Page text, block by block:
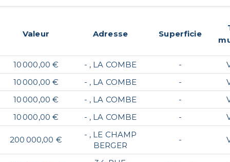
Valeur Adresse Superficie
10 000,00 € - , LA COMBE -
10 000,00 €
- , LA COMBE -
10 000,00 €
- , LA COMBE -
10 000,00 €
- , LA COMBE -
200 000,00 €
- , LE CHAMP
BERGER
-